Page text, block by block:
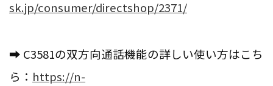
sk.jp/consumer/directshop/2371/
➡ C3581の双方向通話機能の詳しい使い方はこち
ら： https://n-